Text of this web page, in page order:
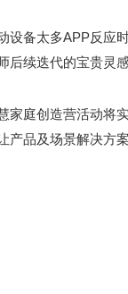
设备太多APP反应
后续迭代的宝贵灵
家庭创造营活动将
产品及场景解决方